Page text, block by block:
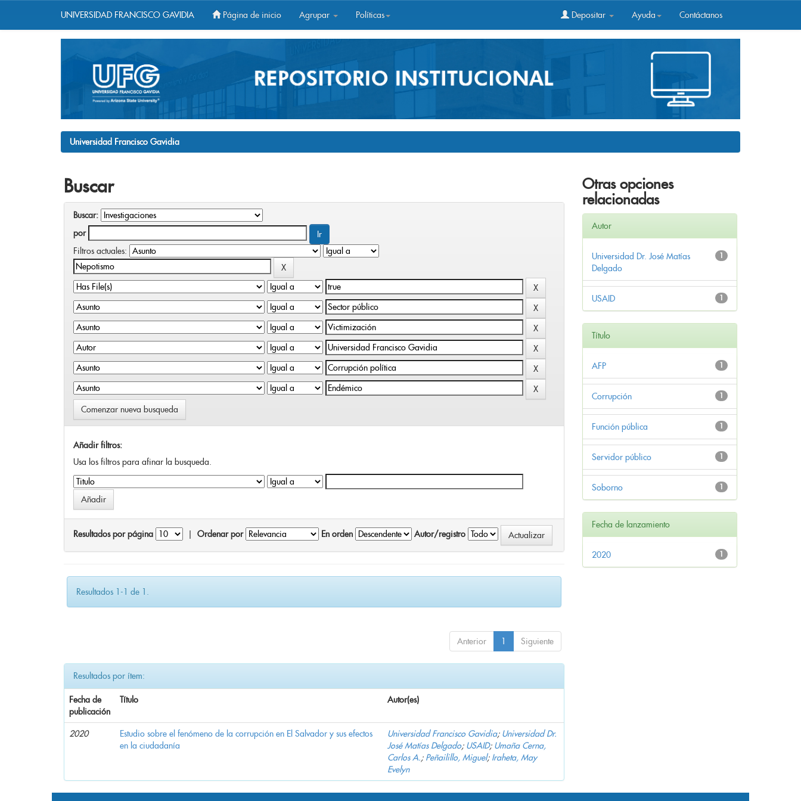
UNIVERSIDAD FRANCISCO GAVIDIA Página de inicio Agrupar Políticas Depositar Ayuda Contáctanos
Universidad Francisco Gavidia
Buscar
Buscar:
por
Filtros actuales:
Comenzar nueva busqueda
Añadir filtros:
Usa los filtros para afinar la busqueda.
Resultados por página Ordenar por En orden Autor/registro
Resultados 1-1 de 1.
Anterior 1 Siguiente
Resultados por ítem:
Fecha de
publicación
Título Autor(es)
2020
Estudio sobre el fenómeno de la corrupción en El Salvador y sus efectos
en la ciudadanía
Universidad Francisco Gavidia; Universidad Dr.
José Matías Delgado; USAID; Umaña Cerna,
Carlos A.; Peñailillo, Miguel; Iraheta, May
Evelyn
Otras opciones
relacionadas
Autor
1
Universidad Dr. José Matías
Delgado
1
USAID
Título
1
AFP
1
Corrupción
1
Función pública
1
Servidor público
1
Soborno
Fecha de lanzamiento
1
2020